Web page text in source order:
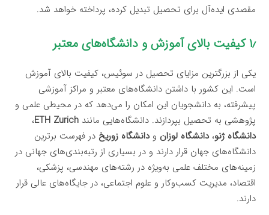
مقصدی ایده‌آل برای تحصیل تبدیل کرده، پرداخته خواهد شد.
۱٫ کیفیت بالای آموزش و دانشگاه‌های معتبر
یکی از بزرگترین مزایای تحصیل در سوئیس، کیفیت بالای آموزش
است. این کشور با داشتن دانشگاه‌های معتبر و مراکز آموزشی
پیشرفته، به دانشجویان این امکان را می‌دهد که در محیطی علمی و
پژوهشی به تحصیل بپردازند. دانشگاه‌هایی مانندETH Zurich،
دانشگاه ژنو،دانشگاه لوزان ودانشگاه زوریخ در فهرست برترین
دانشگاه‌های جهان قرار دارند و در بسیاری از رتبه‌بندی‌های جهانی در
زمینه‌های مختلف علمی به‌ویژه در رشته‌های مهندسی، پزشکی،
اقتصاد، مدیریت کسب‌وکار و علوم اجتماعی، در جایگاه‌های عالی قرار
دارند.